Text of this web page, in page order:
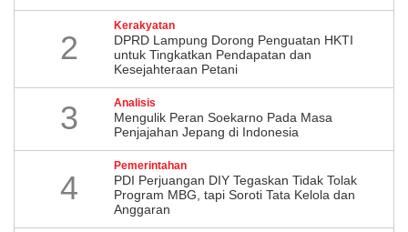
2
Kerakyatan
DPRD Lampung Dorong Penguatan HKTI
untuk Tingkatkan Pendapatan dan
Kesejahteraan Petani
3 Analisis
Mengulik Peran Soekarno Pada Masa
Penjajahan Jepang di Indonesia
4
Pemerintahan
PDI Perjuangan DIY Tegaskan Tidak Tolak
Program MBG, tapi Soroti Tata Kelola dan
Anggaran